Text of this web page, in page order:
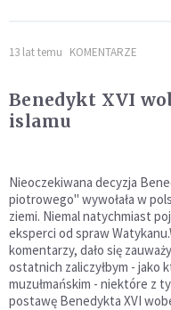
13 lat temu KOMENTARZE
Benedykt XVI
islamu
Nieoczekiwana decyzja
piotrowego" wywołała w
ziemi. Niemal natychmiast
eksperci od spraw
komentarzy, dało się
ostatnich zaliczyłbym - jako
muzułmańskim - niektóre z
postawę Benedykta XVI